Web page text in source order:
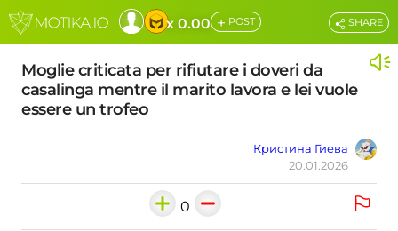
x 0.00 + POST
Moglie criticata per rifiutare i doveri da
casalinga mentre il marito lavora e lei vuole
essere un trofeo
Кристина Гиева
20.01.2026
SHARE
0